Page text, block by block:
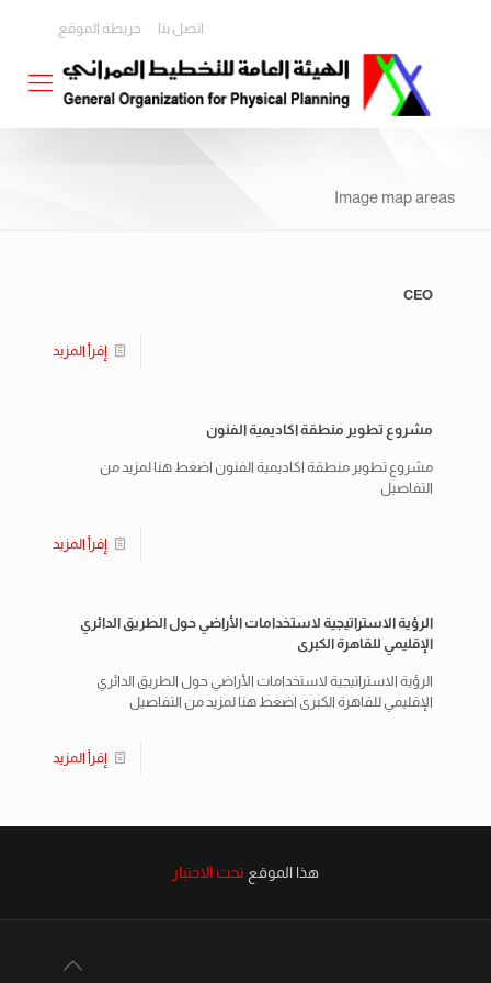
اتصل بنا خريطة الموقع
Image map areas
CEO
إقرأ المزيد
مشروع تطوير منطقة اكاديمية الفنون
مشروع تطوير منطقة اكاديمية الفنون اضغط هنا لمزيد من
التفاصيل
إقرأ المزيد
الرؤية الاستراتيجية لاستخدامات الأراضي حول الطريق الدائري
الإقليمي للقاهرة الكبرى
الرؤية الاستراتيجية لاستخدامات الأراضي حول الطريق الدائري
الإقليمي للقاهرة الكبرى اضغط هنا لمزيد من التفاصيل
إقرأ المزيد
هذا الموقع تحت الاختبار